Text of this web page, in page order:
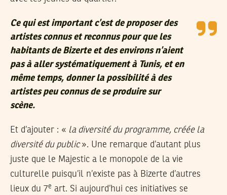
Ce qui est important c’est de proposer des
artistes connus et reconnus pour que les
habitants de Bizerte et des environs n’aient
pas à aller systématiquement à Tunis, et en
même temps, donner la possibilité à des
artistes peu connus de se produire sur
scène.
Et d’ajouter : « la diversité du programme, créée la
diversité du public». Une remarque d’autant plus
juste que le Majestic a le monopole de la vie
culturelle puisqu’il n’existe pas à Bizerte d’autres
lieux du 7e art. Si aujourd’hui ces initiatives se